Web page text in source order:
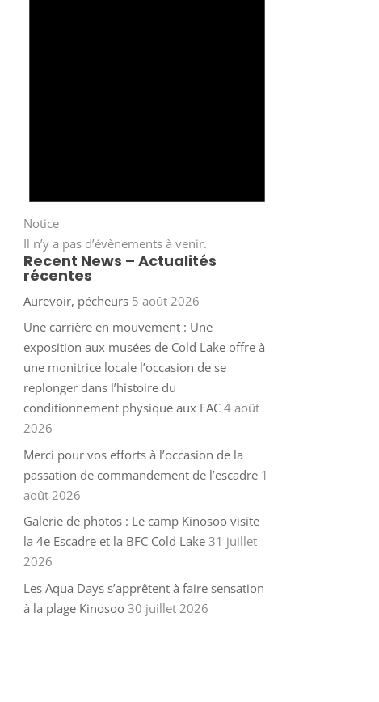
Notice
Il n’y a pas d’évènements à venir.
Recent News – Actualités
récentes
Aurevoir, pécheurs 5 août 2026
Une carrière en mouvement : Une
exposition aux musées de Cold Lake offre à
une monitrice locale l’occasion de se
replonger dans l’histoire du
conditionnement physique aux FAC 4 août
2026
Merci pour vos efforts à l’occasion de la
passation de commandement de l’escadre 1
août 2026
Galerie de photos : Le camp Kinosoo visite
la 4e Escadre et la BFC Cold Lake 31 juillet
2026
Les Aqua Days s’apprêtent à faire sensation
à la plage Kinosoo 30 juillet 2026